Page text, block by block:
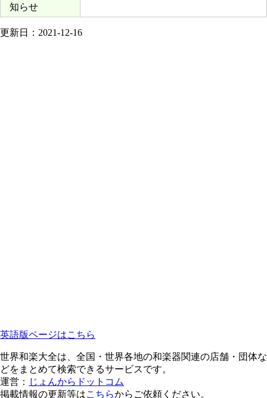
知らせ
更新日：2021-12-16
英語版ページはこちら
世界和楽大全は、全国・世界各地の和楽器関連の店舗・団体な
どをまとめて検索できるサービスです。
運営： じょんからドットコム
掲載情報の更新等はこちらからご依頼ください。